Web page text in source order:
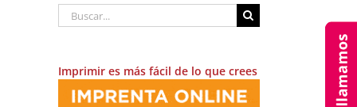
Buscar:
Imprimir es más fácil de lo que crees